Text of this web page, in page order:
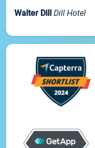
Walter Dill Dill Hotel